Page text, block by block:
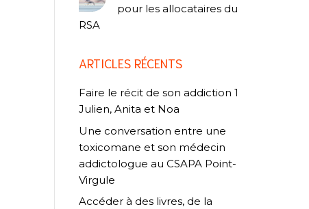
pour les allocataires du
RSA
ARTICLES RÉCENTS
Faire le récit de son addiction 1
Julien, Anita et Noa
Une conversation entre une
toxicomane et son médecin
addictologue au CSAPA Point-
Virgule
Accéder à des livres, de la